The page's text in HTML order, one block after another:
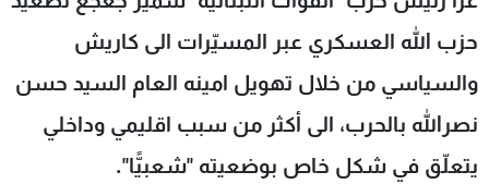
حزب الله العسكري عبر المسيّرات الى كاريش
والسياسي من خلال تهويل امينه العام السيد حسن
نصرالله بالحرب، الى أكثر من سبب اقليمي وداخلي
يتعلّق في شكل خاص بوضعيته "شعبيًّا".
الإنـتـاج
لاعلاناتكم
تواصل معنا
شروط الإسـتخدام
سياسة الخصوصية